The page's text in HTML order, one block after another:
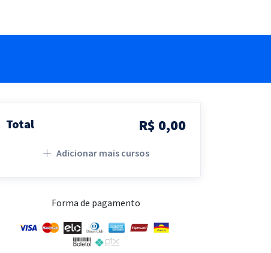
Total R$ 0,00
Adicionar mais cursos
Forma de pagamento